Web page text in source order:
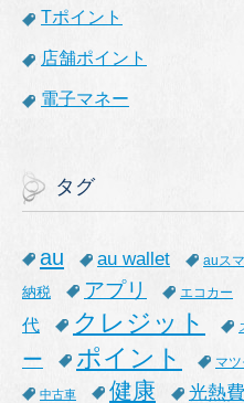
Tポイント
店舗ポイント
電子マネー
タグ
au au wallet auス
納税
アプリ エコカー
代
クレジット
ー
ポイント マ
中古車 健康 光熱費